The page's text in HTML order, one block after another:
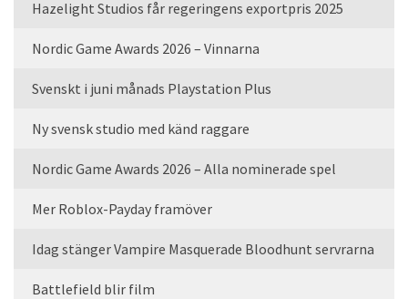
Hazelight Studios får regeringens exportpris 2025
Nordic Game Awards 2026 – Vinnarna
Svenskt i juni månads Playstation Plus
Ny svensk studio med känd raggare
Nordic Game Awards 2026 – Alla nominerade spel
Mer Roblox-Payday framöver
Idag stänger Vampire Masquerade Bloodhunt servrarna
Battlefield blir film